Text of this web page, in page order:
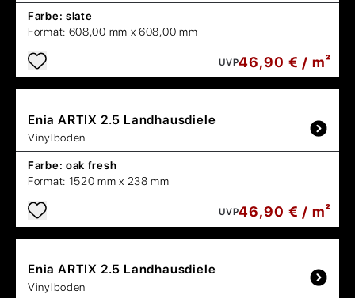
Farbe: slate
Format: 608,00 mm x 608,00 mm
UVP46,90 € / m²
Enia ARTIX 2.5 Landhausdiele
Vinylboden
Farbe: oak fresh
Format: 1520 mm x 238 mm
UVP46,90 € / m²
Enia ARTIX 2.5 Landhausdiele
Vinylboden